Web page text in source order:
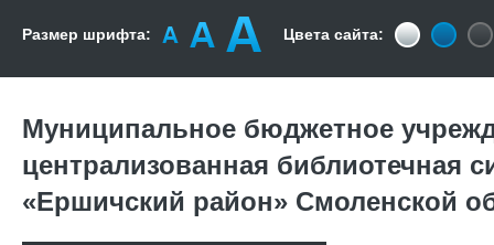
Размер шрифта: Цвета сайта:
Муниципальное бюджетное
централизованная библиотечная
«Ершичский район» Смоленской